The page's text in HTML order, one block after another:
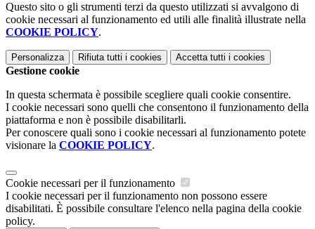
Questo sito o gli strumenti terzi da questo utilizzati si avvalgono di
cookie necessari al funzionamento ed utili alle finalità illustrate nella
COOKIE POLICY.
Personalizza Rifiuta tutti i cookies Accetta tutti i cookies
Gestione cookie
In questa schermata è possibile scegliere quali cookie consentire.
I cookie necessari sono quelli che consentono il funzionamento della
piattaforma e non è possibile disabilitarli.
Per conoscere quali sono i cookie necessari al funzionamento potete
visionare la COOKIE POLICY.
Cookie necessari per il funzionamento
I cookie necessari per il funzionamento non possono essere
disabilitati. È possibile consultare l'elenco nella pagina della cookie
policy.